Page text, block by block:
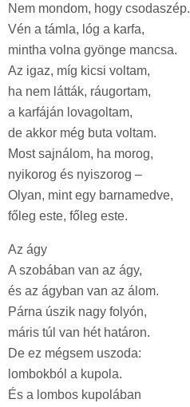
Nem mondom, hogy csodaszép.
Vén a támla, lóg a karfa,
mintha volna gyönge mancsa.
Az igaz, míg kicsi voltam,
ha nem látták, ráugortam,
a karfáján lovagoltam,
de akkor még buta voltam.
Most sajnálom, ha morog,
nyikorog és nyiszorog –
Olyan, mint egy barnamedve,
főleg este, főleg este.
Az ágy
A szobában van az ágy,
és az ágyban van az álom.
Párna úszik nagy folyón,
máris túl van hét határon.
De ez mégsem uszoda:
lombokból a kupola.
És a lombos kupolában